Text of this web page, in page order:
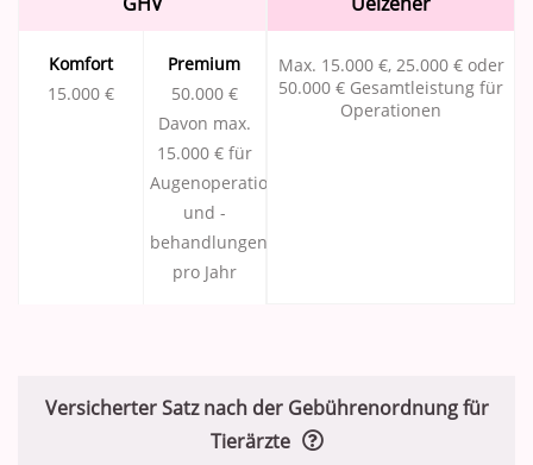
Komfort
15.000 €
Premium
50.000 €
Davon max.
15.000 € für
Augenoperationen
und -
behandlungen
pro Jahr
Max. 15.000 €, 25.000 € oder
50.000 € Gesamtleistung für
Operationen
Versicherter Satz nach der Gebührenordnung für
Tierärzte